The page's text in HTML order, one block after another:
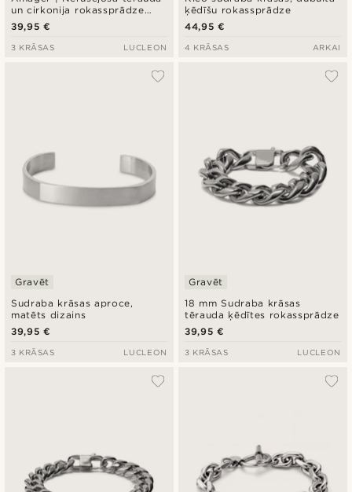
un cirkonija rokassprādze
sudraba krāsā
39,95 €
3 KRĀSAS LUCLEON
ķēdīšu rokassprādze
44,95 €
4 KRĀSAS ARKAI
Sudraba krāsas aproce,
matēts dizains
Gravēt
39,95 €
3 KRĀSAS LUCLEON
18 mm Sudraba krāsas
tērauda ķēdītes rokassprādze
Gravēt
39,95 €
3 KRĀSAS LUCLEON